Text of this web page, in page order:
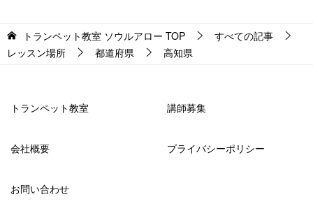
トランペット教室 ソウルアロー TOP
すべての記事
レッスン場所
都道府県 高知県
トランペット教室 講師募集
会社概要 プライバシーポリシー
お問い合わせ